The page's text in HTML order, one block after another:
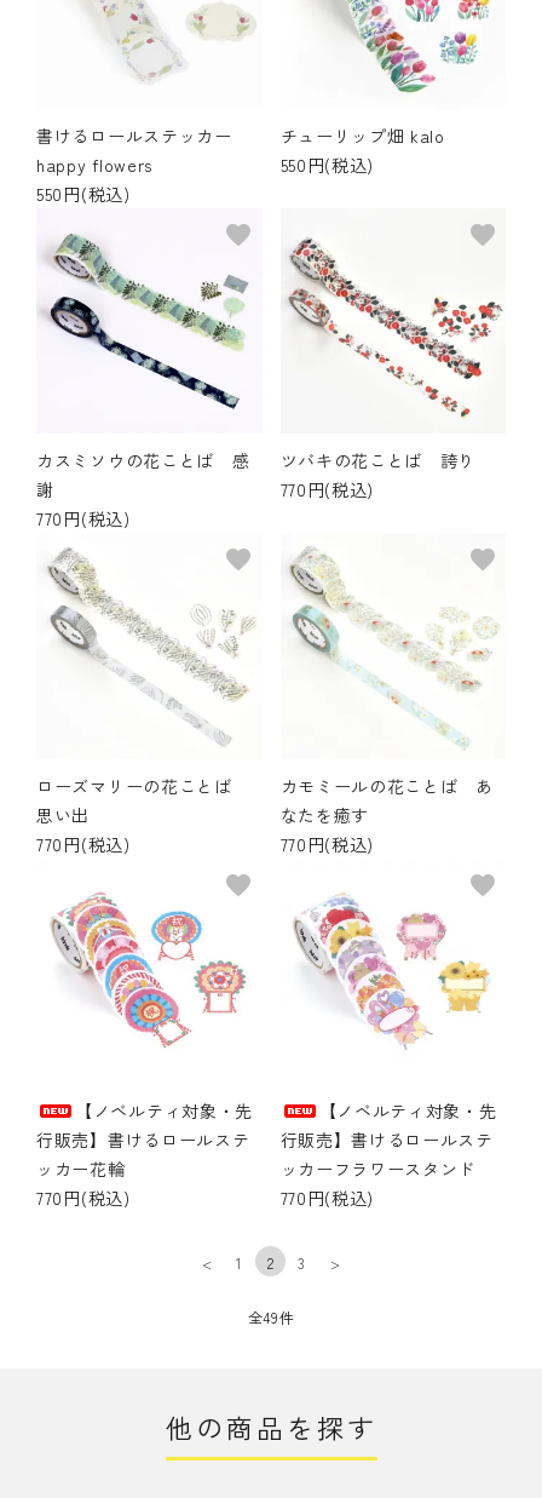
書けるロールステッカー
happy flowers
550円(税込)
チューリップ畑 kalo
550円(税込)
カスミソウの花ことば 感
謝
770円(税込)
favorite
ツバキの花ことば 誇り
770円(税込)
favorite
ローズマリーの花ことば
思い出
770円(税込)
favorite
カモミールの花ことば あ
なたを癒す
770円(税込)
favorite
【ノベルティ対象・先
行販売】書けるロールステ
ッカー花輪
770円(税込)
favorite
【ノベルティ対象・先
行販売】書けるロールステ
ッカーフラワースタンド
770円(税込)
favorite
< 1 2 3 >
全49件
他の商品を探す